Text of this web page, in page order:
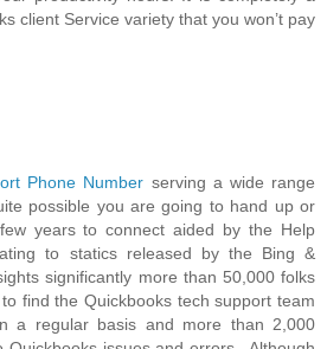
client Service variety that you won’t pay
Phone Number serving a wide range
possible you are going to hand up or
years to connect aided by the Help
to statics released by the Bing &
significantly more than 50,000 folks
find the Quickbooks tech support team
a regular basis and more than 2,000